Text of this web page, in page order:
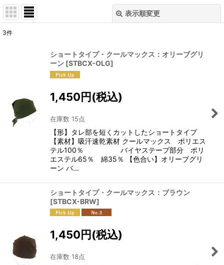
表示順変更
絞り込む
3件
ショートタイプ・クールマックス：オリーブグリ
ーン [STBCX-OLG]
1,450円(税込)
在庫数 15点
【形】タレ部を短くカットしたショートタイプ
【素材】吸汗速乾素材 クールマックス ポリエス
テル100％ バイヤステープ部分 ポリ
エステル65％ 綿35％ 【色合い】オリーブグリ
ーン バ…
ショートタイプ・クールマックス：ブラウン
[STBCX-BRW]
1,450円 (税込)
在庫数 18点